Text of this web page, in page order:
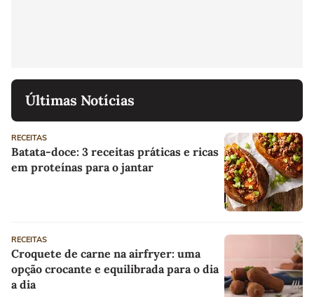
Últimas Notícias
RECEITAS
Batata-doce: 3 receitas práticas e ricas
em proteínas para o jantar
RECEITAS
Croquete de carne na airfryer: uma
opção crocante e equilibrada para o dia
a dia